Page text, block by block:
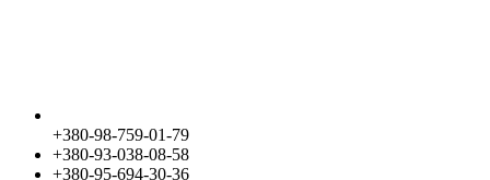
+380-98-759-01-79
+380-93-038-08-58
+380-95-694-30-36